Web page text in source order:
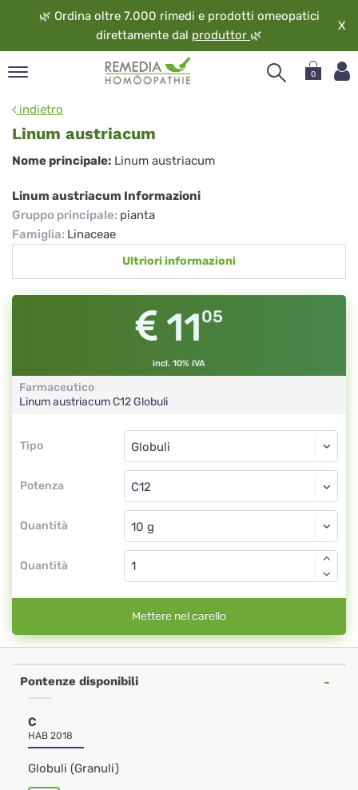
🌿 Ordina oltre 7.000 rimedi e prodotti omeopatici
direttamente dal produttor 🌿
X
0
indietro
Linum austriacum
Linum
austriacum
Nome principale: Linum austriacum
Linum austriacum Informazioni
Gruppo principale: pianta
Famiglia: Linaceae
Ultriori informazioni
1105
incl. 10% IVA
Farmaceutico
Linum austriacumC12Globuli
Tipo
Tipo
Potenza
Globuli
C12
Quantità
Globuli
Quantità
Mettere nel carello
Pontenze disponibili
C
HAB 2018
Globuli (Granuli)